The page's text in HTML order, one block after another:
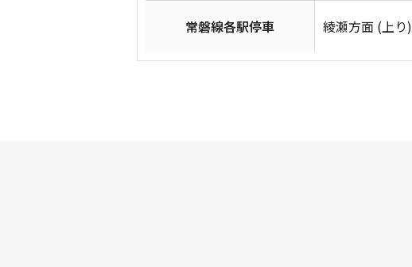
常磐線各駅停車 綾瀬方面 (上り)